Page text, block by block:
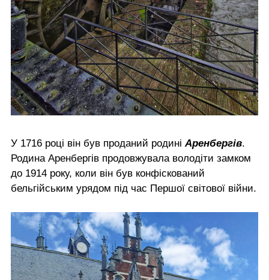
У 1716 році він був проданий родиніАренбергів.
Родина Аренбергів продовжувала володіти замком
до 1914 року, коли він був конфіскований
бельгійським урядом під час Першої світової війни.